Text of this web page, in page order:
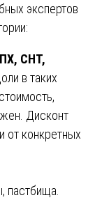
экспертов
СНТ,
в таких
Дисконт
от конкретных
пастбища.